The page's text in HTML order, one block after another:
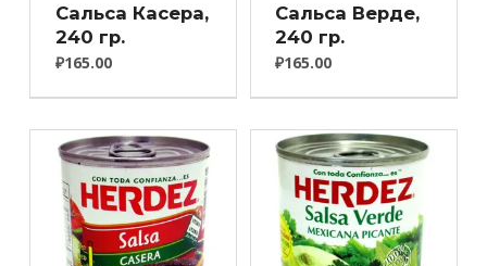
Сальса Касера,
240 гр.
₽165.00
Сальса Верде,
240 гр.
₽165.00